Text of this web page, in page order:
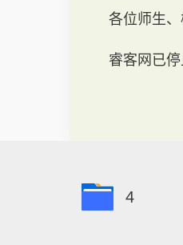
各位师生、
睿客网已
4